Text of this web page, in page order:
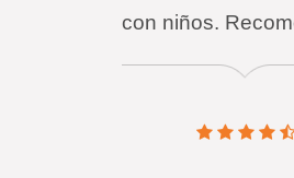
con niños.